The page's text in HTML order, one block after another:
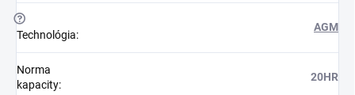
?
Technológia:
AGM
Norma
kapacity:
20HR